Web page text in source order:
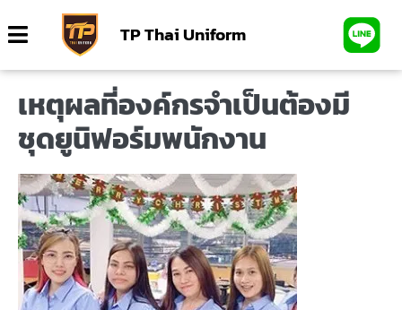
TP Thai Uniform
เหตุผลที่องค์กรจำเป็นต้องมี
ชุดยูนิฟอร์มพนักงาน